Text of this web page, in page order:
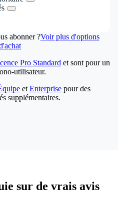
abonner ?Voir plus d'options
Pro Standard et sont pour un
utilisateur.
et Enterprisepour des
supplémentaires.
sur de vrais avis